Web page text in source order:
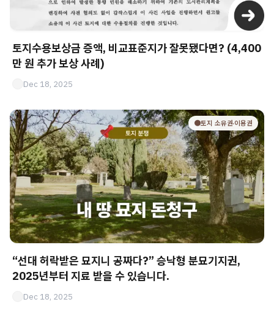
토지수용보상금 증액, 비교표준지가 잘못됐다면? (4,400
만 원 추가 보상 사례)
Dec 18, 2025
🟤토지 소유권·이용권
“선대 허락받은 묘지니 공짜다?” 승낙형 분묘기지권,
2025년부터 지료 받을 수 있습니다.
Dec 18, 2025